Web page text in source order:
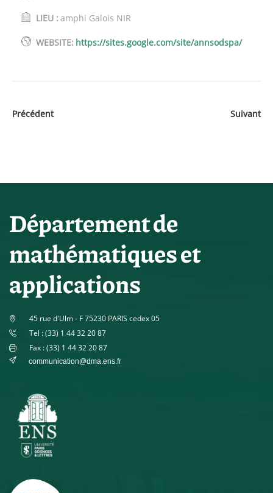
LIEU : amphi Galois NIR
WEBSITE: https://sites.google.com/site/annsodspa/
Précédent Suivant
Département de
mathématiques et
applications
45 rue d'Ulm - F 75230 PARIS cedex 05
Tel : (33) 1 44 32 20 87
Fax : (33) 1 44 32 20 87
communication@dma.ens.fr